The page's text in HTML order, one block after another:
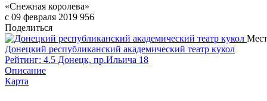
«Снежная королева»
c 09 февраля 2019 956
Поделиться
Донецкий республиканский академический театр кукол
Рейтинг: 4.5 Донецк, пр.Ильича 18
Описание
Карта